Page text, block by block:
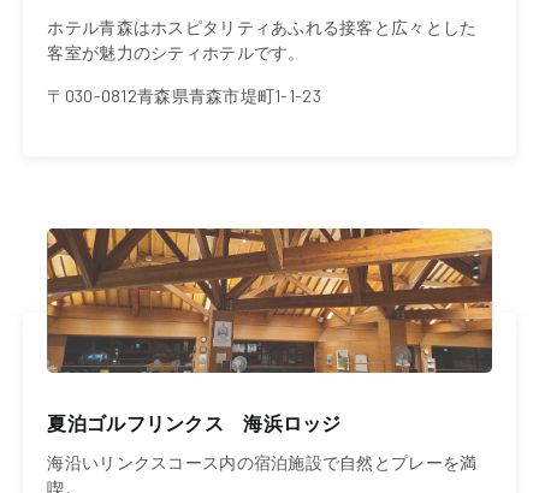
ホテル青森はホスピタリティあふれる接客と広々とした
客室が魅力のシティホテルです。
〒030-0812青森県青森市堤町1-1-23
夏泊ゴルフリンクス 海浜ロッジ
海沿いリンクスコース内の宿泊施設で自然とプレーを満
喫。